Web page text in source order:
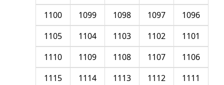
1096
1097
1098
1099
1100
1101
1102
1103
1104
1105
1106
1107
1108
1109
1110
1111
1112
1113
1114
1115